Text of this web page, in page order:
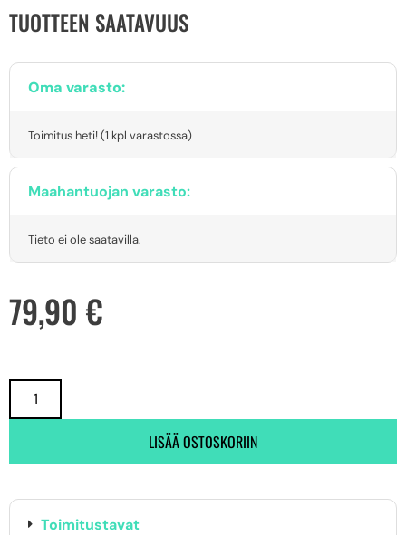
TUOTTEEN SAATAVUUS
Oma varasto:
Toimitus heti! (1 kpl varastossa)
Maahantuojan varasto:
Tieto ei ole saatavilla.
79,90 €
LISÄÄ OSTOSKORIIN
Toimitustavat